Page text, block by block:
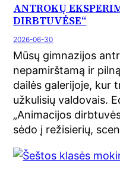
ANTROKŲ
DIRBTUVĖSE“
2026-06-30
Mūsų gimnazijos
nepamirštamą ir
dailės galerijoje, kur
užkulisių valdovais.
„Animacijos
sėdo į režisierių,